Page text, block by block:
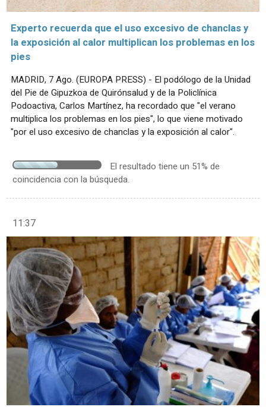
Experto recuerda que el uso excesivo de chanclas y
la exposición al calor multiplican los problemas en los
pies
MADRID, 7 Ago. (EUROPA PRESS) - El podólogo de la Unidad
del Pie de Gipuzkoa de Quirónsalud y de la Policlínica
Podoactiva, Carlos Martínez, ha recordado que "el verano
multiplica los problemas en los pies", lo que viene motivado
"por el uso excesivo de chanclas y la exposición al calor".
El resultado tiene un 51% de
coincidencia con la búsqueda.
11:37